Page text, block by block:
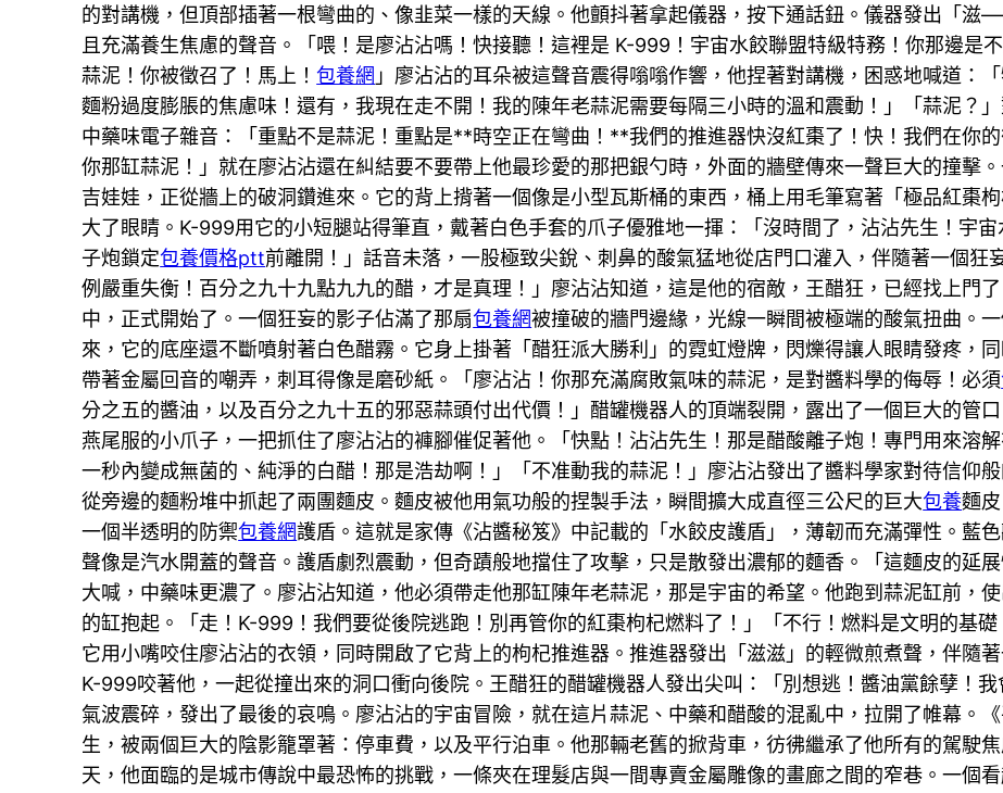
的對講機，但頂部插著一根彎曲的、像韭菜一樣的天線。他顫抖著拿起儀器，按下通話鈕。儀器發出「
且充滿養生焦慮的聲音。「喂！是廖沾沾嗎！快接聽！這裡是 K-999！宇宙水餃聯盟特級特務！你那邊是
蒜泥！你被徵召了！馬上！包養網 」廖沾沾的耳朵被這聲音震得嗡嗡作響，他捏著對講機，困惑地喊道：
麵粉過度膨脹的焦慮味！還有，我現在走不開！我的陳年老蒜泥需要每隔三小時的溫和震動！」「蒜泥？
中藥味電子雜音：「重點不是蒜泥！重點是**時空正在彎曲！**我們的推進器快沒紅棗了！快！我們在你
你那缸蒜泥！」就在廖沾沾還在糾結要不要帶上他最珍愛的那把銀勺時，外面的牆壁傳來一聲巨大的撞擊
吉娃娃，正從牆上的破洞鑽進來。它的背上揹著一個像是小型瓦斯桶的東西，桶上用毛筆寫著「極品紅
大了眼睛。K-999用它的小短腿站得筆直，戴著白色手套的爪子優雅地一揮：「沒時間了，沾沾先生！宇
子炮鎖定包養價格ptt前離開！」話音未落，一股極致尖銳、刺鼻的酸氣猛地從店門口灌入，伴隨著一個狂
例嚴重失衡！百分之九十九點九九的醋，才是真理！」廖沾沾知道，這是他的宿敵，王醋狂，已經找上門
中，正式開始了。一個狂妄的影子佔滿了那扇包養網被撞破的牆門邊緣，光線一瞬間被極端的酸氣扭曲。
來，它的底座還不斷噴射著白色醋霧。它身上掛著「醋狂派大勝利」的霓虹燈牌，閃爍得讓人眼睛發疼，
帶著金屬回音的嘲弄，刺耳得像是磨砂紙。「廖沾沾！你那充滿腐敗氣味的蒜泥，是對醬料學的侮辱！必須
分之五的醬油，以及百分之九十五的邪惡蒜頭付出代價！」醋罐機器人的頂端裂開，露出了一個巨大的管
燕尾服的小爪子，一把抓住了廖沾沾的褲腳催促著他。「快點！沾沾先生！那是醋酸離子炮！專門用來溶
一秒內變成無菌的、純淨的白醋！那是浩劫啊！」「不准動我的蒜泥！」廖沾沾發出了醬料學家對待信仰
從旁邊的麵粉堆中抓起了兩團麵皮。麵皮被他用氣功般的捏製手法，瞬間擴大成直徑三公尺的巨大包養麵
一個半透明的防禦包養網護盾。這就是家傳《沾醬秘笈》中記載的「水餃皮護盾」，薄韌而充滿彈性。藍
聲像是汽水開蓋的聲音。護盾劇烈震動，但奇蹟般地擋住了攻擊，只是散發出濃郁的麵香。「這麵皮的延
大喊，中藥味更濃了。廖沾沾知道，他必須帶走他那缸陳年老蒜泥，那是宇宙的希望。他跑到蒜泥缸前，
的缸抱起。「走！K-999！我們要從後院逃跑！別再管你的紅棗枸杞燃料了！」「不行！燃料是文明的基
它用小嘴咬住廖沾沾的衣領，同時開啟了它背上的枸杞推進器。推進器發出「滋滋」的輕微煎煮聲，伴隨
K-999咬著他，一起從撞出來的洞口衝向後院。王醋狂的醋罐機器人發出尖叫：「別想逃！醬油黨餘孽！
氣波震碎，發出了最後的哀鳴。廖沾沾的宇宙冒險，就在這片蒜泥、中藥和醋酸的混亂中，拉開了帷幕。
生，被兩個巨大的陰影籠罩著：停車費，以及平行泊車。他那輛老舊的掀背車，彷彿繼承了他所有的駕駛
天，他面臨的是城市傳說中最恐怖的挑戰，一條夾在理髮店與一間專賣金屬雕像的畫廊之間的窄巷。一個